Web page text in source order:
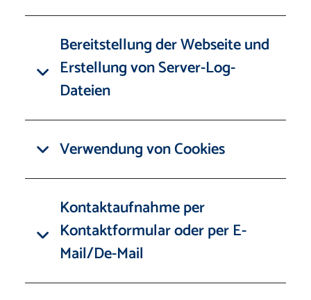
Bereitstellung der Webseite und
Erstellung von Server-Log-
Dateien
Verwendung von Cookies
Kontaktaufnahme per
Kontaktformular oder per E-
Mail/De-Mail